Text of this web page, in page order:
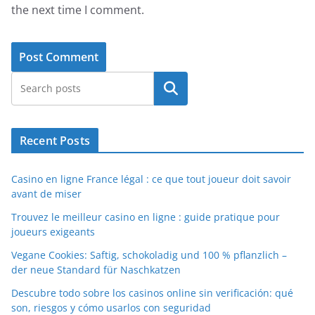
the next time I comment.
Search
Recent Posts
Casino en ligne France légal : ce que tout joueur doit savoir
avant de miser
Trouvez le meilleur casino en ligne : guide pratique pour
joueurs exigeants
Vegane Cookies: Saftig, schokoladig und 100 % pflanzlich –
der neue Standard für Naschkatzen
Descubre todo sobre los casinos online sin verificación: qué
son, riesgos y cómo usarlos con seguridad